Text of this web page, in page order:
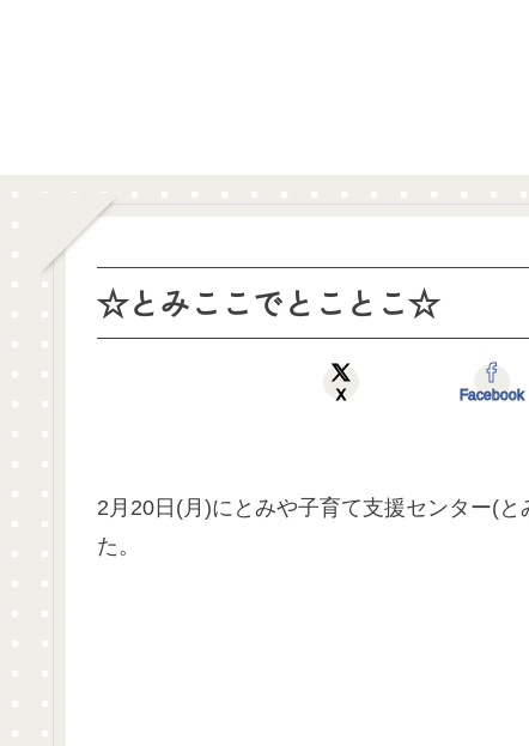
☆とみここでとことこ☆
X Facebook
2月20日(月)にとみや子育て支援センター(
た。